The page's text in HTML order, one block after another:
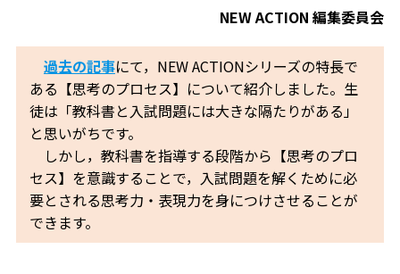
NEW ACTION 編集委員会
過去の記事にて，NEW ACTIONシリーズの特長で
ある【思考のプロセス】について紹介しました。生
徒は「教科書と入試問題には大きな隔たりがある」
と思いがちです。
しかし，教科書を指導する段階から【思考のプロ
セス】を意識することで，入試問題を解くために必
要とされる思考力・表現力を身につけさせることが
できます。